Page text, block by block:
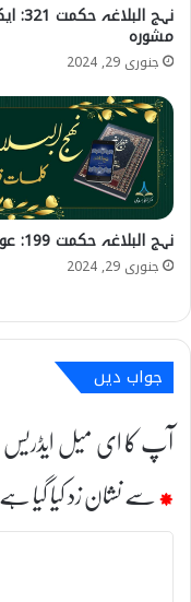
نہج البلاغہ
مشورہ
جنوری 29, 2024
نہج البلاغہ حکمت 199: عوام
جنوری 29, 2024
جواب دیں
آپ کا ای میل ایڈریس
*سے نشان زد کیا گیا ہے
ت